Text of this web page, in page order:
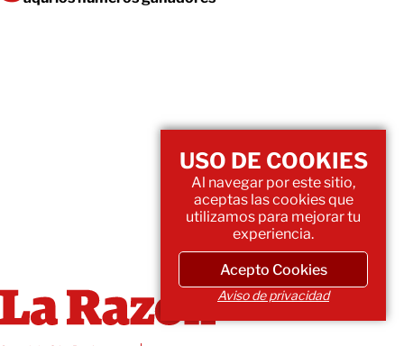
USO DE COOKIES
Al navegar por este sitio,
aceptas las cookies que
utilizamos para mejorar tu
experiencia.
Acepto Cookies
Aviso de privacidad